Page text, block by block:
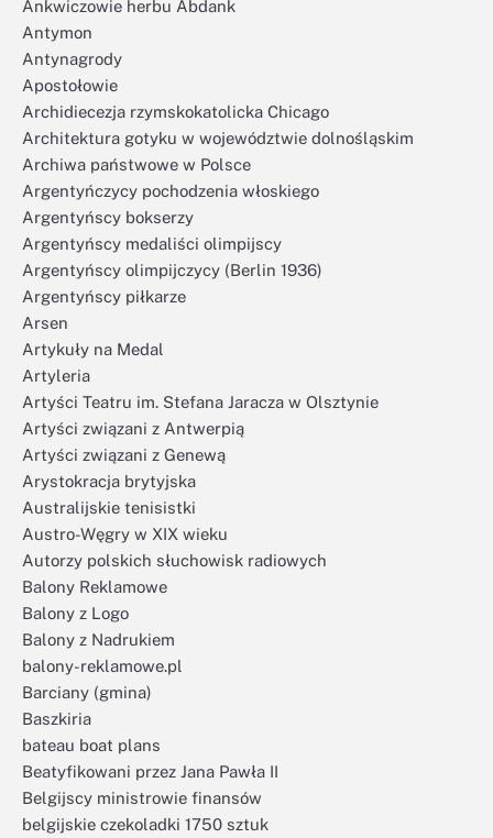
Ankwiczowie herbu Abdank
Antymon
Antynagrody
Apostołowie
Archidiecezja rzymskokatolicka Chicago
Architektura gotyku w województwie dolnośląskim
Archiwa państwowe w Polsce
Argentyńczycy pochodzenia włoskiego
Argentyńscy bokserzy
Argentyńscy medaliści olimpijscy
Argentyńscy olimpijczycy (Berlin 1936)
Argentyńscy piłkarze
Arsen
Artykuły na Medal
Artyleria
Artyści Teatru im. Stefana Jaracza w Olsztynie
Artyści związani z Antwerpią
Artyści związani z Genewą
Arystokracja brytyjska
Australijskie tenisistki
Austro-Węgry w XIX wieku
Autorzy polskich słuchowisk radiowych
Balony Reklamowe
Balony z Logo
Balony z Nadrukiem
balony-reklamowe.pl
Barciany (gmina)
Baszkiria
bateau boat plans
Beatyfikowani przez Jana Pawła II
Belgijscy ministrowie finansów
belgijskie czekoladki 1750 sztuk